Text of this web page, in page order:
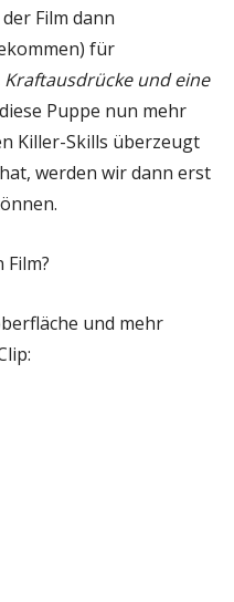
Film dann
für
und eine
Puppe nun mehr
Killer-Skills überzeugt
werden wir dann erst
und mehr